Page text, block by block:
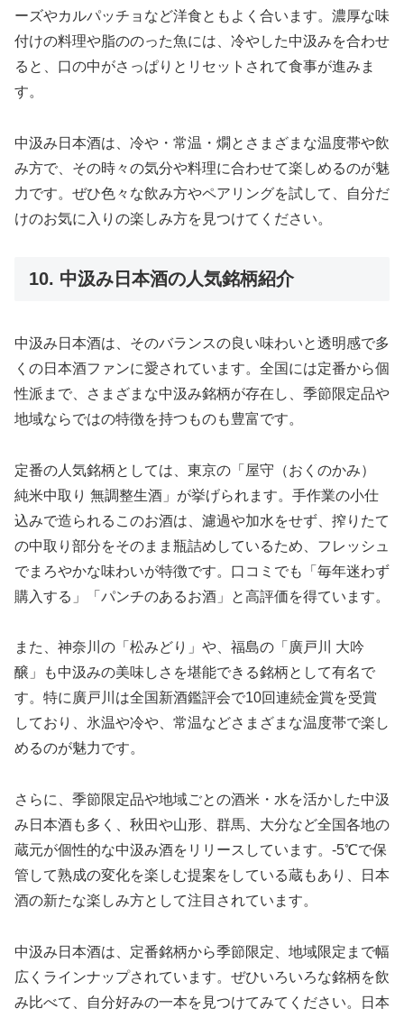
ーズやカルパッチョなど洋食ともよく合います。濃厚な味
付けの料理や脂ののった魚には、冷やした中汲みを合わせ
ると、口の中がさっぱりとリセットされて食事が進みま
す。
中汲み日本酒は、冷や・常温・燗とさまざまな温度帯や飲
み方で、その時々の気分や料理に合わせて楽しめるのが魅
力です。ぜひ色々な飲み方やペアリングを試して、自分だ
けのお気に入りの楽しみ方を見つけてください。
10. 中汲み日本酒の人気銘柄紹介
中汲み日本酒は、そのバランスの良い味わいと透明感で多
くの日本酒ファンに愛されています。全国には定番から個
性派まで、さまざまな中汲み銘柄が存在し、季節限定品や
地域ならではの特徴を持つものも豊富です。
定番の人気銘柄としては、東京の「屋守（おくのかみ）
純米中取り 無調整生酒」が挙げられます。手作業の小仕
込みで造られるこのお酒は、濾過や加水をせず、搾りたて
の中取り部分をそのまま瓶詰めしているため、フレッシュ
でまろやかな味わいが特徴です。口コミでも「毎年迷わず
購入する」「パンチのあるお酒」と高評価を得ています。
また、神奈川の「松みどり」や、福島の「廣戸川 大吟
醸」も中汲みの美味しさを堪能できる銘柄として有名で
す。特に廣戸川は全国新酒鑑評会で10回連続金賞を受賞
しており、氷温や冷や、常温などさまざまな温度帯で楽し
めるのが魅力です。
さらに、季節限定品や地域ごとの酒米・水を活かした中汲
み日本酒も多く、秋田や山形、群馬、大分など全国各地の
蔵元が個性的な中汲み酒をリリースしています。-5℃で保
管して熟成の変化を楽しむ提案をしている蔵もあり、日本
酒の新たな楽しみ方として注目されています。
中汲み日本酒は、定番銘柄から季節限定、地域限定まで幅
広くラインナップされています。ぜひいろいろな銘柄を飲
み比べて、自分好みの一本を見つけてみてください。日本